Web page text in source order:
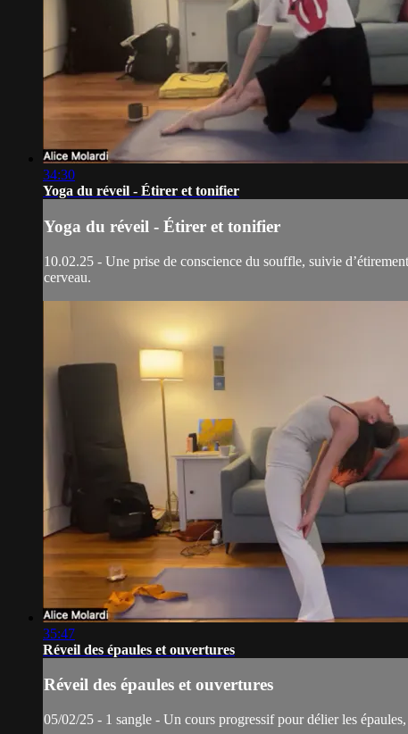
34:30
Yoga du réveil - Étirer et tonifier
Yoga du réveil - Étirer et tonifier
10.02.25 - Une prise de conscience du souffle, suivie
cerveau.
35:47
Réveil des épaules et ouvertures
Réveil des épaules et ouvertures
05/02/25 - 1 sangle - Un cours progressif pour délier les